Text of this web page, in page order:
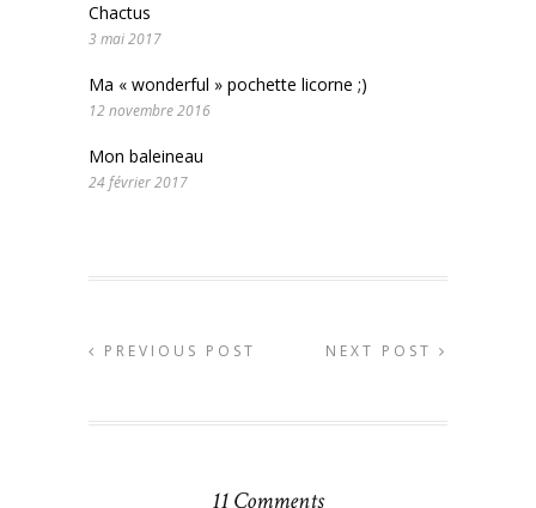
Chactus
3 mai 2017
Ma « wonderful » pochette licorne ;)
12 novembre 2016
Mon baleineau
24 février 2017
PREVIOUS POST NEXT POST
11 Comments